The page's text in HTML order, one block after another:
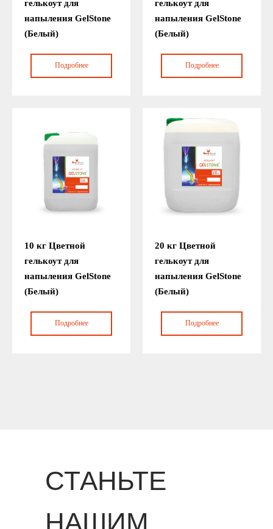
гелькоут для
напыления GelStone
(Белый)
Подробнее
гелькоут для
напыления GelStone
(Белый)
Подробнее
10 кг Цветной
гелькоут для
напыления GelStone
(Белый)
Подробнее
20 кг Цветной
гелькоут для
напыления GelStone
(Белый)
Подробнее
СТАНЬТЕ
НАШИМ